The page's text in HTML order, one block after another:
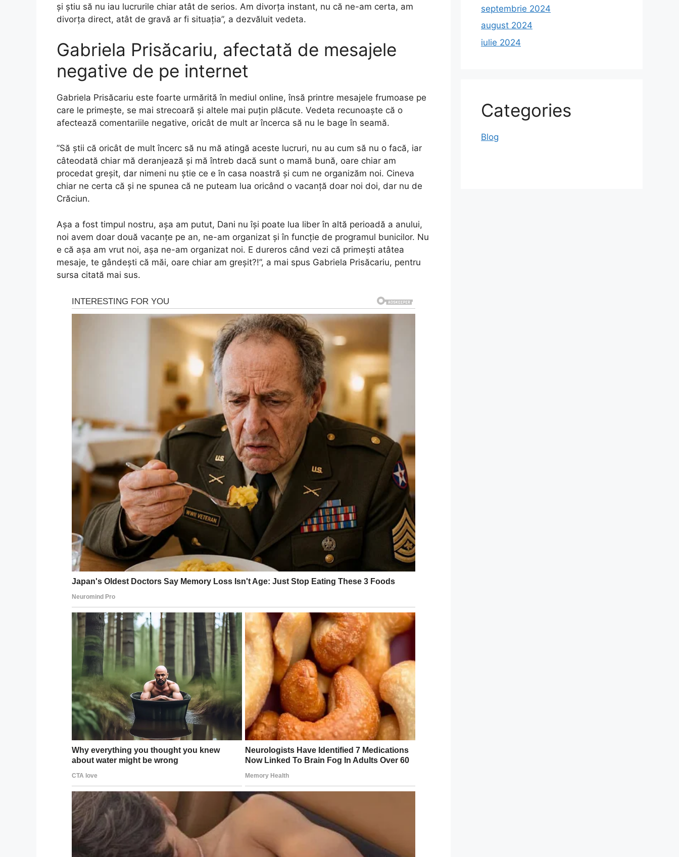
și știu să nu iau lucrurile chiar atât de serios. Am divorța instant, nu că ne-am certa, am
divorța direct, atât de gravă ar fi situația”, a dezvăluit vedeta.
Gabriela Prisăcariu, afectată de mesajele
negative de pe internet
Gabriela Prisăcariu este foarte urmărită în mediul online, însă printre mesajele frumoase pe
care le primește, se mai strecoară și altele mai puțin plăcute. Vedeta recunoaște că o
afectează comentariile negative, oricât de mult ar încerca să nu le bage în seamă.
”Să știi că oricât de mult încerc să nu mă atingă aceste lucruri, nu au cum să nu o facă, iar
câteodată chiar mă deranjează și mă întreb dacă sunt o mamă bună, oare chiar am
procedat greșit, dar nimeni nu știe ce e în casa noastră și cum ne organizăm noi. Cineva
chiar ne certa că și ne spunea că ne puteam lua oricând o vacanță doar noi doi, dar nu de
Crăciun.
Așa a fost timpul nostru, așa am putut, Dani nu își poate lua liber în altă perioadă a anului,
noi avem doar două vacanțe pe an, ne-am organizat și în funcție de programul bunicilor. Nu
e că așa am vrut noi, așa ne-am organizat noi. E dureros când vezi că primești atâtea
mesaje, te gândești că măi, oare chiar am greșit?!”, a mai spus Gabriela Prisăcariu, pentru
sursa citată mai sus.
septembrie 2024
august 2024
iulie 2024
Categories
Blog